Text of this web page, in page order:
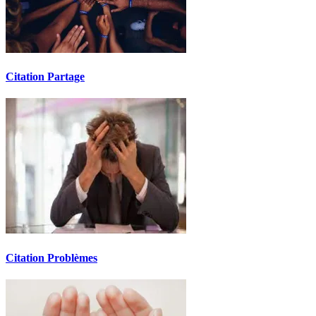
Citation Partage
Citation Problèmes